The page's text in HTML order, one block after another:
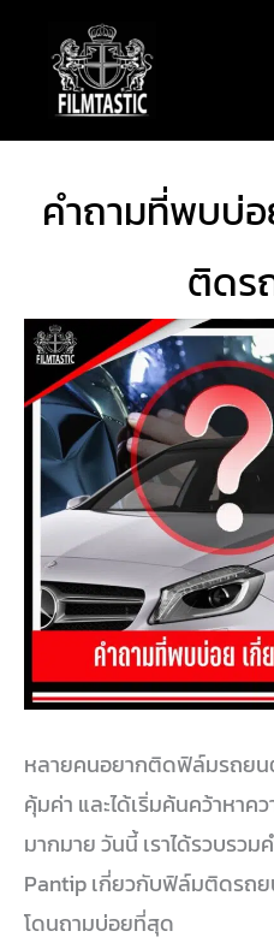
content
คำถามที่พบบ่
ติดร
หลายคนอยากติดฟิล์มรถย
คุ้มค่า และได้เริ่มค้นคว้าหาค
มากมาย วันนี้ เราได้รวบรว
Pantip เกี่ยวกับฟิล์มติดรถ
โดนถามบ่อยที่สุด